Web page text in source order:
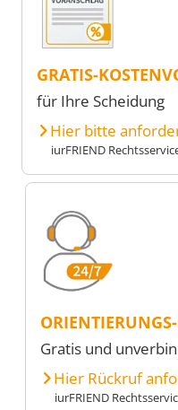
GRATIS-
für Ihre Scheidung
Hier bitte
iurFRIEND
Gratis und
Hier Rückruf
iurFRIEND